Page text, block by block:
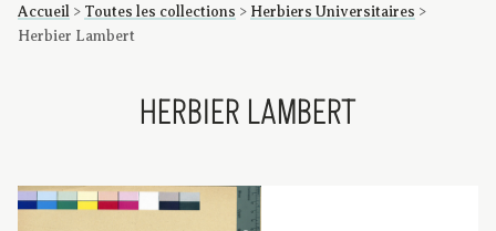
Les factums à la BU
Présentation du corpus de factums de la collection Marie
Bibliographie
Glossaire
Index de recherche
Accueil > Toutes les collections > Herbiers Universitaires >
Herbier Lambert
HERBIER LAMBERT